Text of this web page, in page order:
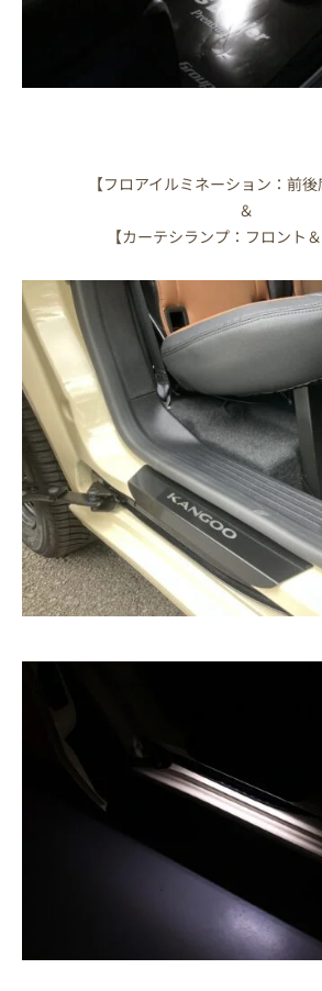
【フロアイルミネーション：前後
＆
【カーテシランプ：フロント＆